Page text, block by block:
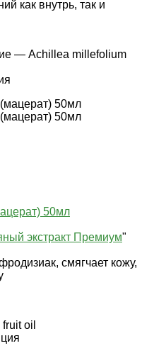
как внутрь, так и
— Achillea millefolium
50мл
экстракт Премиум"
смягчает кожу,
oil